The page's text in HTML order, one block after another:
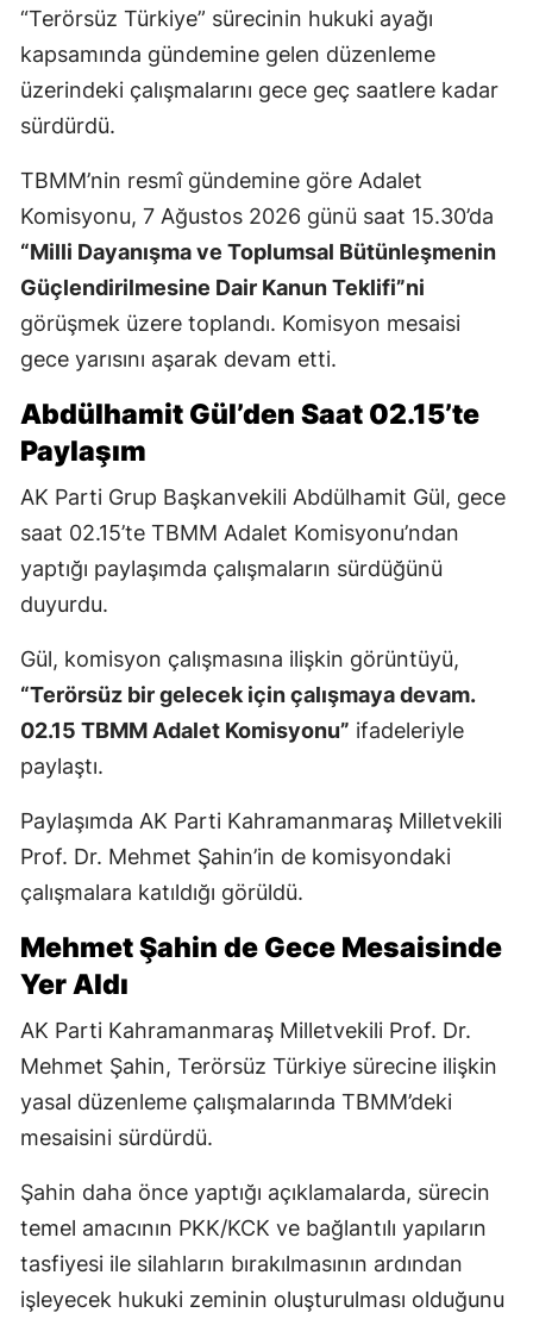
“Terörsüz Türkiye” sürecinin hukuki ayağı
kapsamında gündemine gelen düzenleme
üzerindeki çalışmalarını gece geç saatlere kadar
sürdürdü.
TBMM’nin resmî gündemine göre Adalet
Komisyonu, 7 Ağustos 2026 günü saat 15.30’da
“Milli Dayanışma ve Toplumsal Bütünleşmenin
Güçlendirilmesine Dair Kanun Teklifi”ni
görüşmek üzere toplandı. Komisyon mesaisi
gece yarısını aşarak devam etti.
Abdülhamit Gül’den Saat 02.15’te
Paylaşım
AK Parti Grup Başkanvekili Abdülhamit Gül, gece
saat 02.15’te TBMM Adalet Komisyonu’ndan
yaptığı paylaşımda çalışmaların sürdüğünü
duyurdu.
Gül, komisyon çalışmasına ilişkin görüntüyü,
“Terörsüz bir gelecek için çalışmaya devam.
02.15 TBMM Adalet Komisyonu” ifadeleriyle
paylaştı.
Paylaşımda AK Parti Kahramanmaraş Milletvekili
Prof. Dr. Mehmet Şahin’in de komisyondaki
çalışmalara katıldığı görüldü.
Mehmet Şahin de Gece Mesaisinde
Yer Aldı
AK Parti Kahramanmaraş Milletvekili Prof. Dr.
Mehmet Şahin, Terörsüz Türkiye sürecine ilişkin
yasal düzenleme çalışmalarında TBMM’deki
mesaisini sürdürdü.
Şahin daha önce yaptığı açıklamalarda, sürecin
temel amacının PKK/KCK ve bağlantılı yapıların
tasfiyesi ile silahların bırakılmasının ardından
işleyecek hukuki zeminin oluşturulması olduğunu